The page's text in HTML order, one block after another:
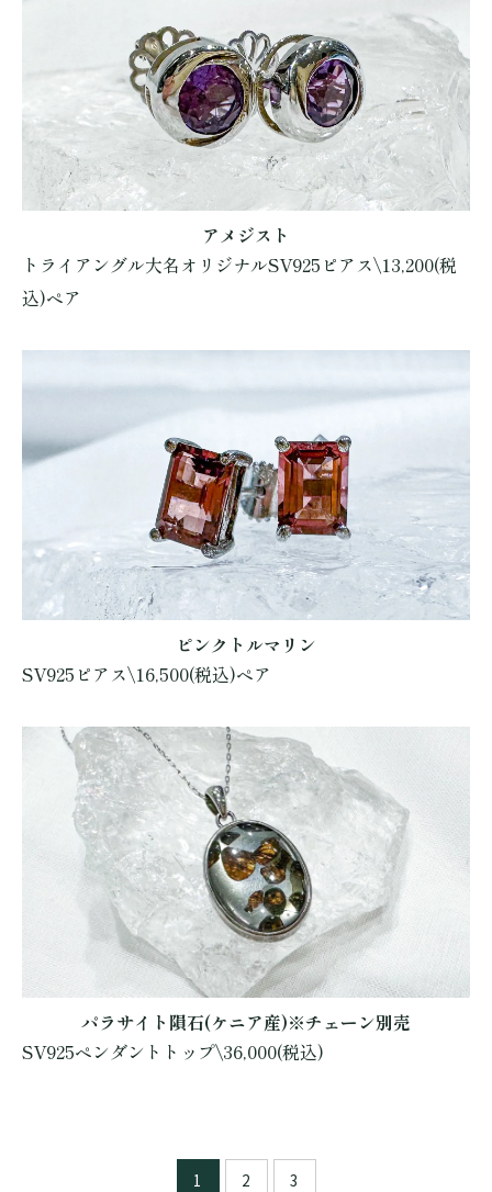
アメジスト
トライアングル大名オリジナルSV925ピアス\13,200(税
込)ペア
ピンクトルマリン
SV925ピアス\16,500(税込)ペア
パラサイト隕石(ケニア産)※チェーン別売
SV925ペンダントトップ\36,000(税込)
1 2 3